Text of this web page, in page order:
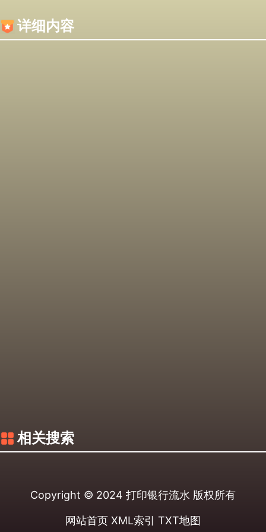
详细内容
相关搜索
Copyright © 2024 打印银行流水 版权所有
网站首页 XML索引 TXT地图